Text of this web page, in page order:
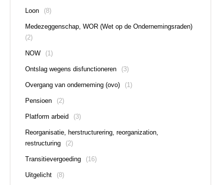
Loon (8)
Medezeggenschap, WOR (Wet op de Ondernemingsraden)
(2)
NOW (1)
Ontslag wegens disfunctioneren (3)
Overgang van onderneming (ovo) (1)
Pensioen (2)
Platform arbeid (3)
Reorganisatie, herstructurering, reorganization,
restructuring
(2)
Transitievergoeding (16)
Uitgelicht (8)